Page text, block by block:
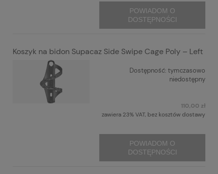
POWIADOM O
DOSTĘPNOŚCI
Koszyk na bidon Supacaz Side Swipe Cage Poly – Left
Dostępność: tymczasowo
niedostępny
110,00 zł
zawiera 23% VAT, bez kosztów dostawy
POWIADOM O
DOSTĘPNOŚCI